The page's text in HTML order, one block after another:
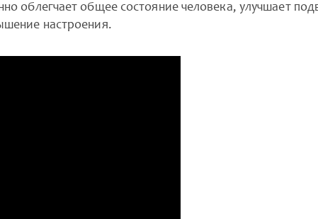
облегчает общее состояние человека, улучшает
настроения.